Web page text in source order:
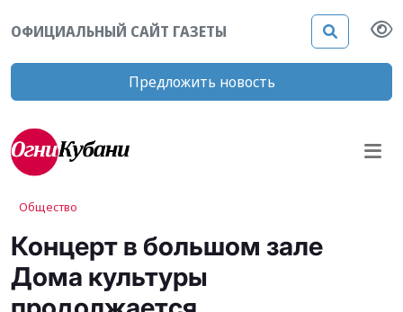
ОФИЦИАЛЬНЫЙ САЙТ ГАЗЕТЫ
Предложить новость
Общество
Концерт в большом зале
Дома культуры